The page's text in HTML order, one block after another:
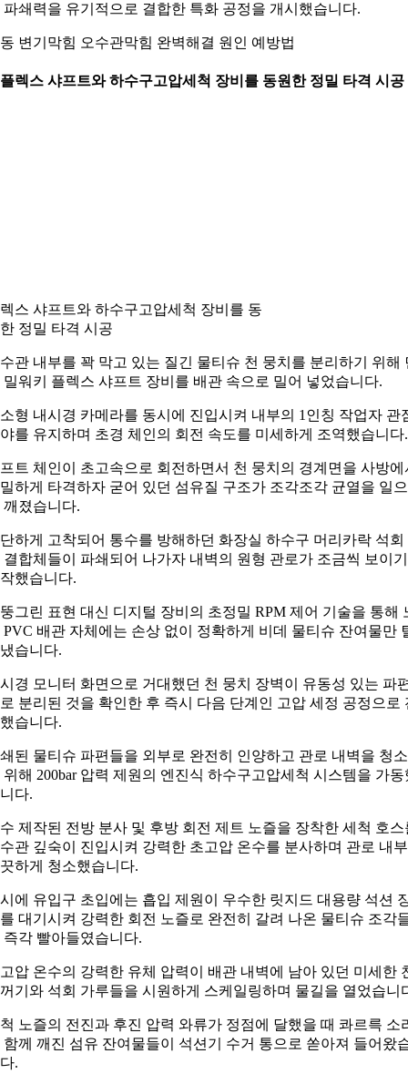
파쇄력을 유기적으로 결합한 특화 공정을 개시했습니다.
변기막힘 오수관막힘 완벽해결 원인 예방법
렉스 샤프트와 하수구고압세척 장비를 동원한 정밀 타격 시공
스 샤프트와 하수구고압세척 장비를 동
정밀 타격 시공
관 내부를 꽉 막고 있는 질긴 물티슈 천 뭉치를 분리하기 위해
밀워키 플렉스 샤프트 장비를 배관 속으로 밀어 넣었습니다.
형 내시경 카메라를 동시에 진입시켜 내부의 1인칭 작업자 관
를 유지하며 초경 체인의 회전 속도를 미세하게 조역했습니다.
트 체인이 초고속으로 회전하면서 천 뭉치의 경계면을 사방에
하게 타격하자 굳어 있던 섬유질 구조가 조각조각 균열을 일
깨졌습니다.
하게 고착되어 통수를 방해하던 화장실 하수구 머리카락 석회
결합체들이 파쇄되어 나가자 내벽의 원형 관로가 조금씩 보이기
했습니다.
그린 표현 대신 디지털 장비의 초정밀 RPM 제어 기술을 통해
PVC 배관 자체에는 손상 없이 정확하게 비데 물티슈 잔여물만
습니다.
경 모니터 화면으로 거대했던 천 뭉치 장벽이 유동성 있는 파
분리된 것을 확인한 후 즉시 다음 단계인 고압 세정 공정으로
습니다.
된 물티슈 파편들을 외부로 완전히 인양하고 관로 내벽을 청
위해 200bar 압력 제원의 엔진식 하수구고압세척 시스템을 가동
다.
제작된 전방 분사 및 후방 회전 제트 노즐을 장착한 세척 호스
관 깊숙이 진입시켜 강력한 초고압 온수를 분사하며 관로 내
하게 청소했습니다.
에 유입구 초입에는 흡입 제원이 우수한 릿지드 대용량 석션
대기시켜 강력한 회전 노즐로 완전히 갈려 나온 물티슈 조각
즉각 빨아들였습니다.
압 온수의 강력한 유체 압력이 배관 내벽에 남아 있던 미세한
기와 석회 가루들을 시원하게 스케일링하며 물길을 열었습니
노즐의 전진과 후진 압력 와류가 정점에 달했을 때 콰르륵 소
함께 깨진 섬유 잔여물들이 석션기 수거 통으로 쏟아져 들어왔
.